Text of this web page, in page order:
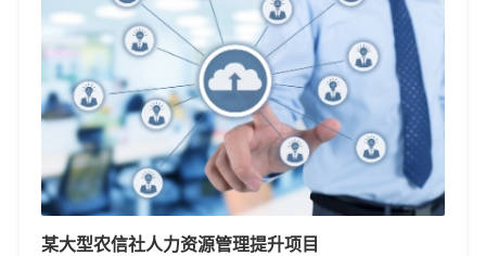
某大型农信社人力资源管理提升项目